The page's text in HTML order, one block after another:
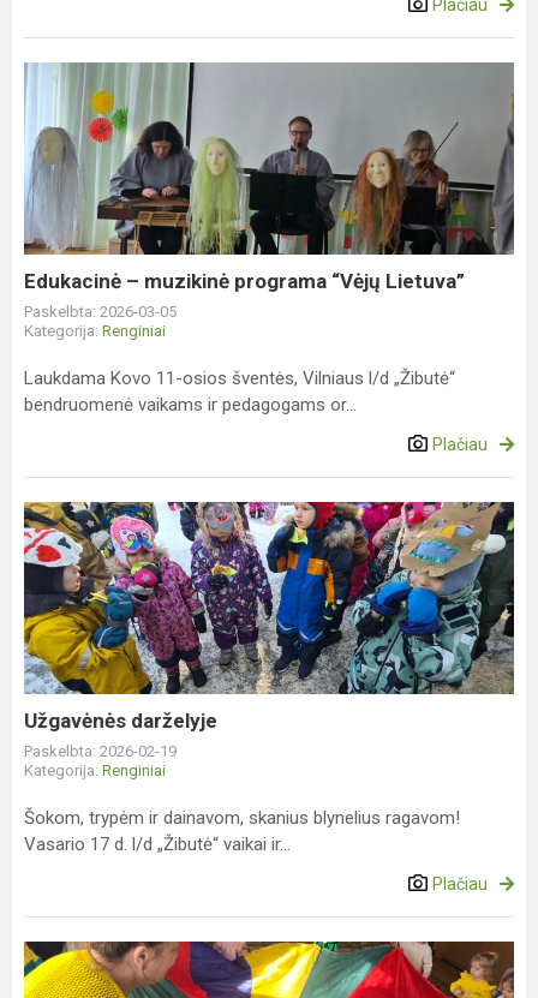
Plačiau
Edukacinė
–
muzikinė
programa
“Vėjų
Lietuva”
Edukacinė – muzikinė programa “Vėjų Lietuva”
Paskelbta: 2026-03-05
Kategorija: Renginiai
Laukdama Kovo 11-osios šventės, Vilniaus l/d „Žibutė“
bendruomenė vaikams ir pedagogams or...
Plačiau
Užgavėnės
darželyje
Užgavėnės darželyje
Paskelbta: 2026-02-19
Kategorija: Renginiai
Šokom, trypėm ir dainavom, skanius blynelius ragavom!
Vasario 17 d. l/d „Žibutė“ vaikai ir...
Plačiau
Vasario
16-